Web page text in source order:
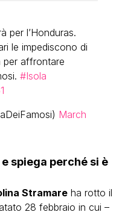
per l’Honduras.
le impediscono di
per affrontare
#Isola
March
spiega perché si è
Stramare ha rotto il
28 febbraio in cui –